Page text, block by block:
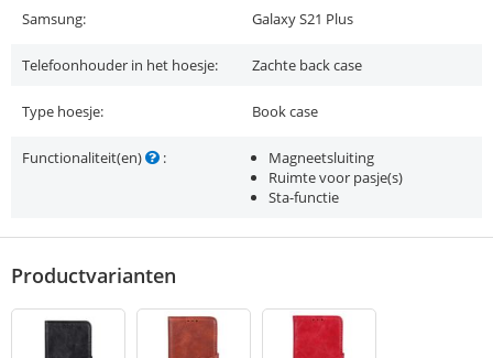
Samsung: Galaxy S21 Plus
Telefoonhouder in het hoesje: Zachte back case
Type hoesje: Book case
Functionaliteit(en) :
Magneetsluiting
Ruimte voor pasje(s)
Sta-functie
Productvarianten